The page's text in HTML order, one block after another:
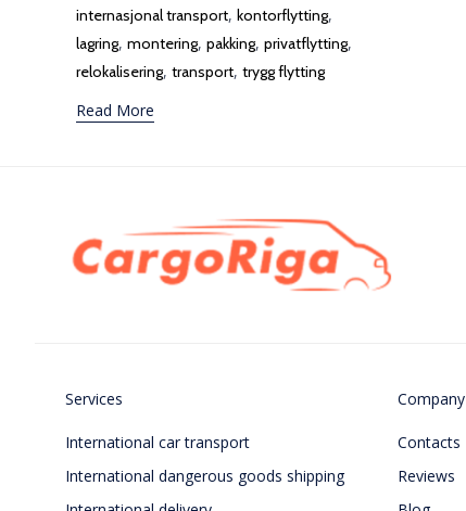
internasjonal transport, kontorflytting,
lagring, montering, pakking, privatflytting,
relokalisering, transport, trygg flytting
Read More
Services
International car transport
International dangerous goods shipping
Company
Contacts
Reviews